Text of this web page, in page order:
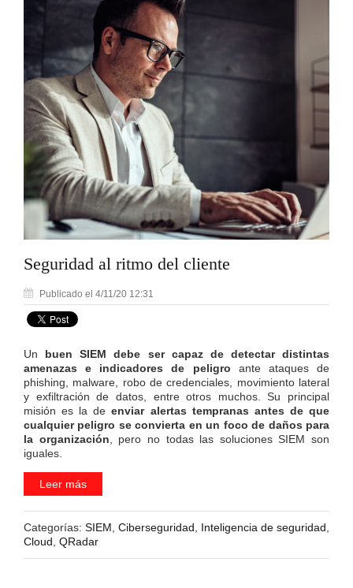
Seguridad al ritmo del cliente
Publicado el 4/11/20 12:31
Un buen SIEM
debe ser capaz de detectar distintas
amenazas e indicadores de peligro ante ataques de
phishing, malware, robo de credenciales, movimiento lateral
y exfiltración de datos, entre otros muchos. Su principal
misión es la deenviar alertas tempranas antes de que
cualquier peligro se convierta en un foco de daños para
la organización , pero no todas las soluciones SIEM son
iguales.
Leer más
Categorías: SIEM Ciberseguridad Inteligencia de seguridad
Cloud QRadar